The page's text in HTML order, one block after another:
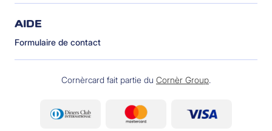
AIDE
Formulaire de contact
Cornèrcard fait partie du Cornèr Group.